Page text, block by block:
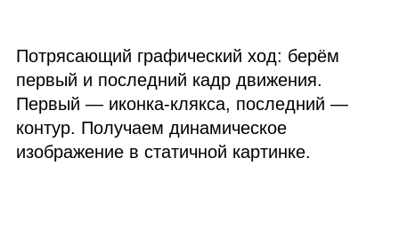
Потрясающий графический ход: берём
первый и последний кадр движения.
Первый — иконка‑клякса, последний —
контур. Получаем динамическое
изображение в статичной картинке.